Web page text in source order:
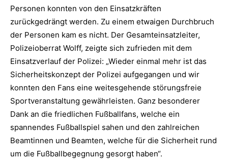
Personen konnten von den Einsatzkräften
zurückgedrängt werden. Zu einem etwaigen Durchbruch
der Personen kam es nicht. Der Gesamteinsatzleiter,
Polizeioberrat Wolff, zeigte sich zufrieden mit dem
Einsatzverlauf der Polizei: „Wieder einmal mehr ist das
Sicherheitskonzept der Polizei aufgegangen und wir
konnten den Fans eine weitesgehende störungsfreie
Sportveranstaltung gewährleisten. Ganz besonderer
Dank an die friedlichen Fußballfans, welche ein
spannendes Fußballspiel sahen und den zahlreichen
Beamtinnen und Beamten, welche für die Sicherheit rund
um die Fußballbegegnung gesorgt haben“.